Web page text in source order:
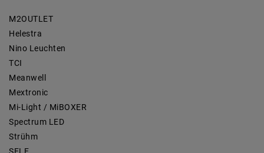
M2OUTLET
Helestra
Nino Leuchten
TCI
Meanwell
Mextronic
Mi-Light / MiBOXER
Spectrum LED
Strühm